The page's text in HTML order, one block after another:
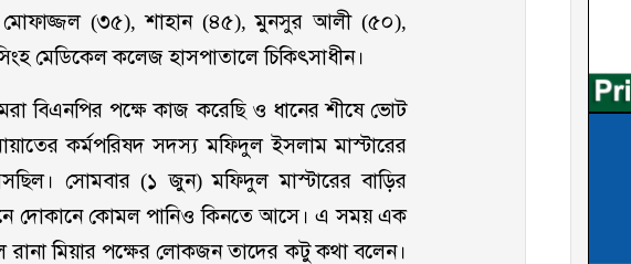
(৩৫), শাহান (৪৫), মুনসুর আলী (৫০),
মেডিকেল কলেজ হাসপাতালে চিকিৎসাধীন।
বিএনপির পক্ষে কাজ করেছি ও ধানের শীষে ভোট
কর্মপরিষদ সদস্য মফিদুল ইসলাম মাস্টারের
সোমবার (১ জুন) মফিদুল মাস্টারের বাড়ির
দোকানে কোমল পানিও কিনতে আসে। এ সময় এক
রানা মিয়ার পক্ষের লোকজন তাদের কটু কথা বলেন।